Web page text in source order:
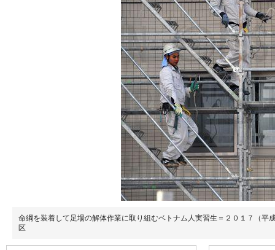
命綱を装着して足場の解体作業に取り組むベトナム人実習生＝２０１７（平
区